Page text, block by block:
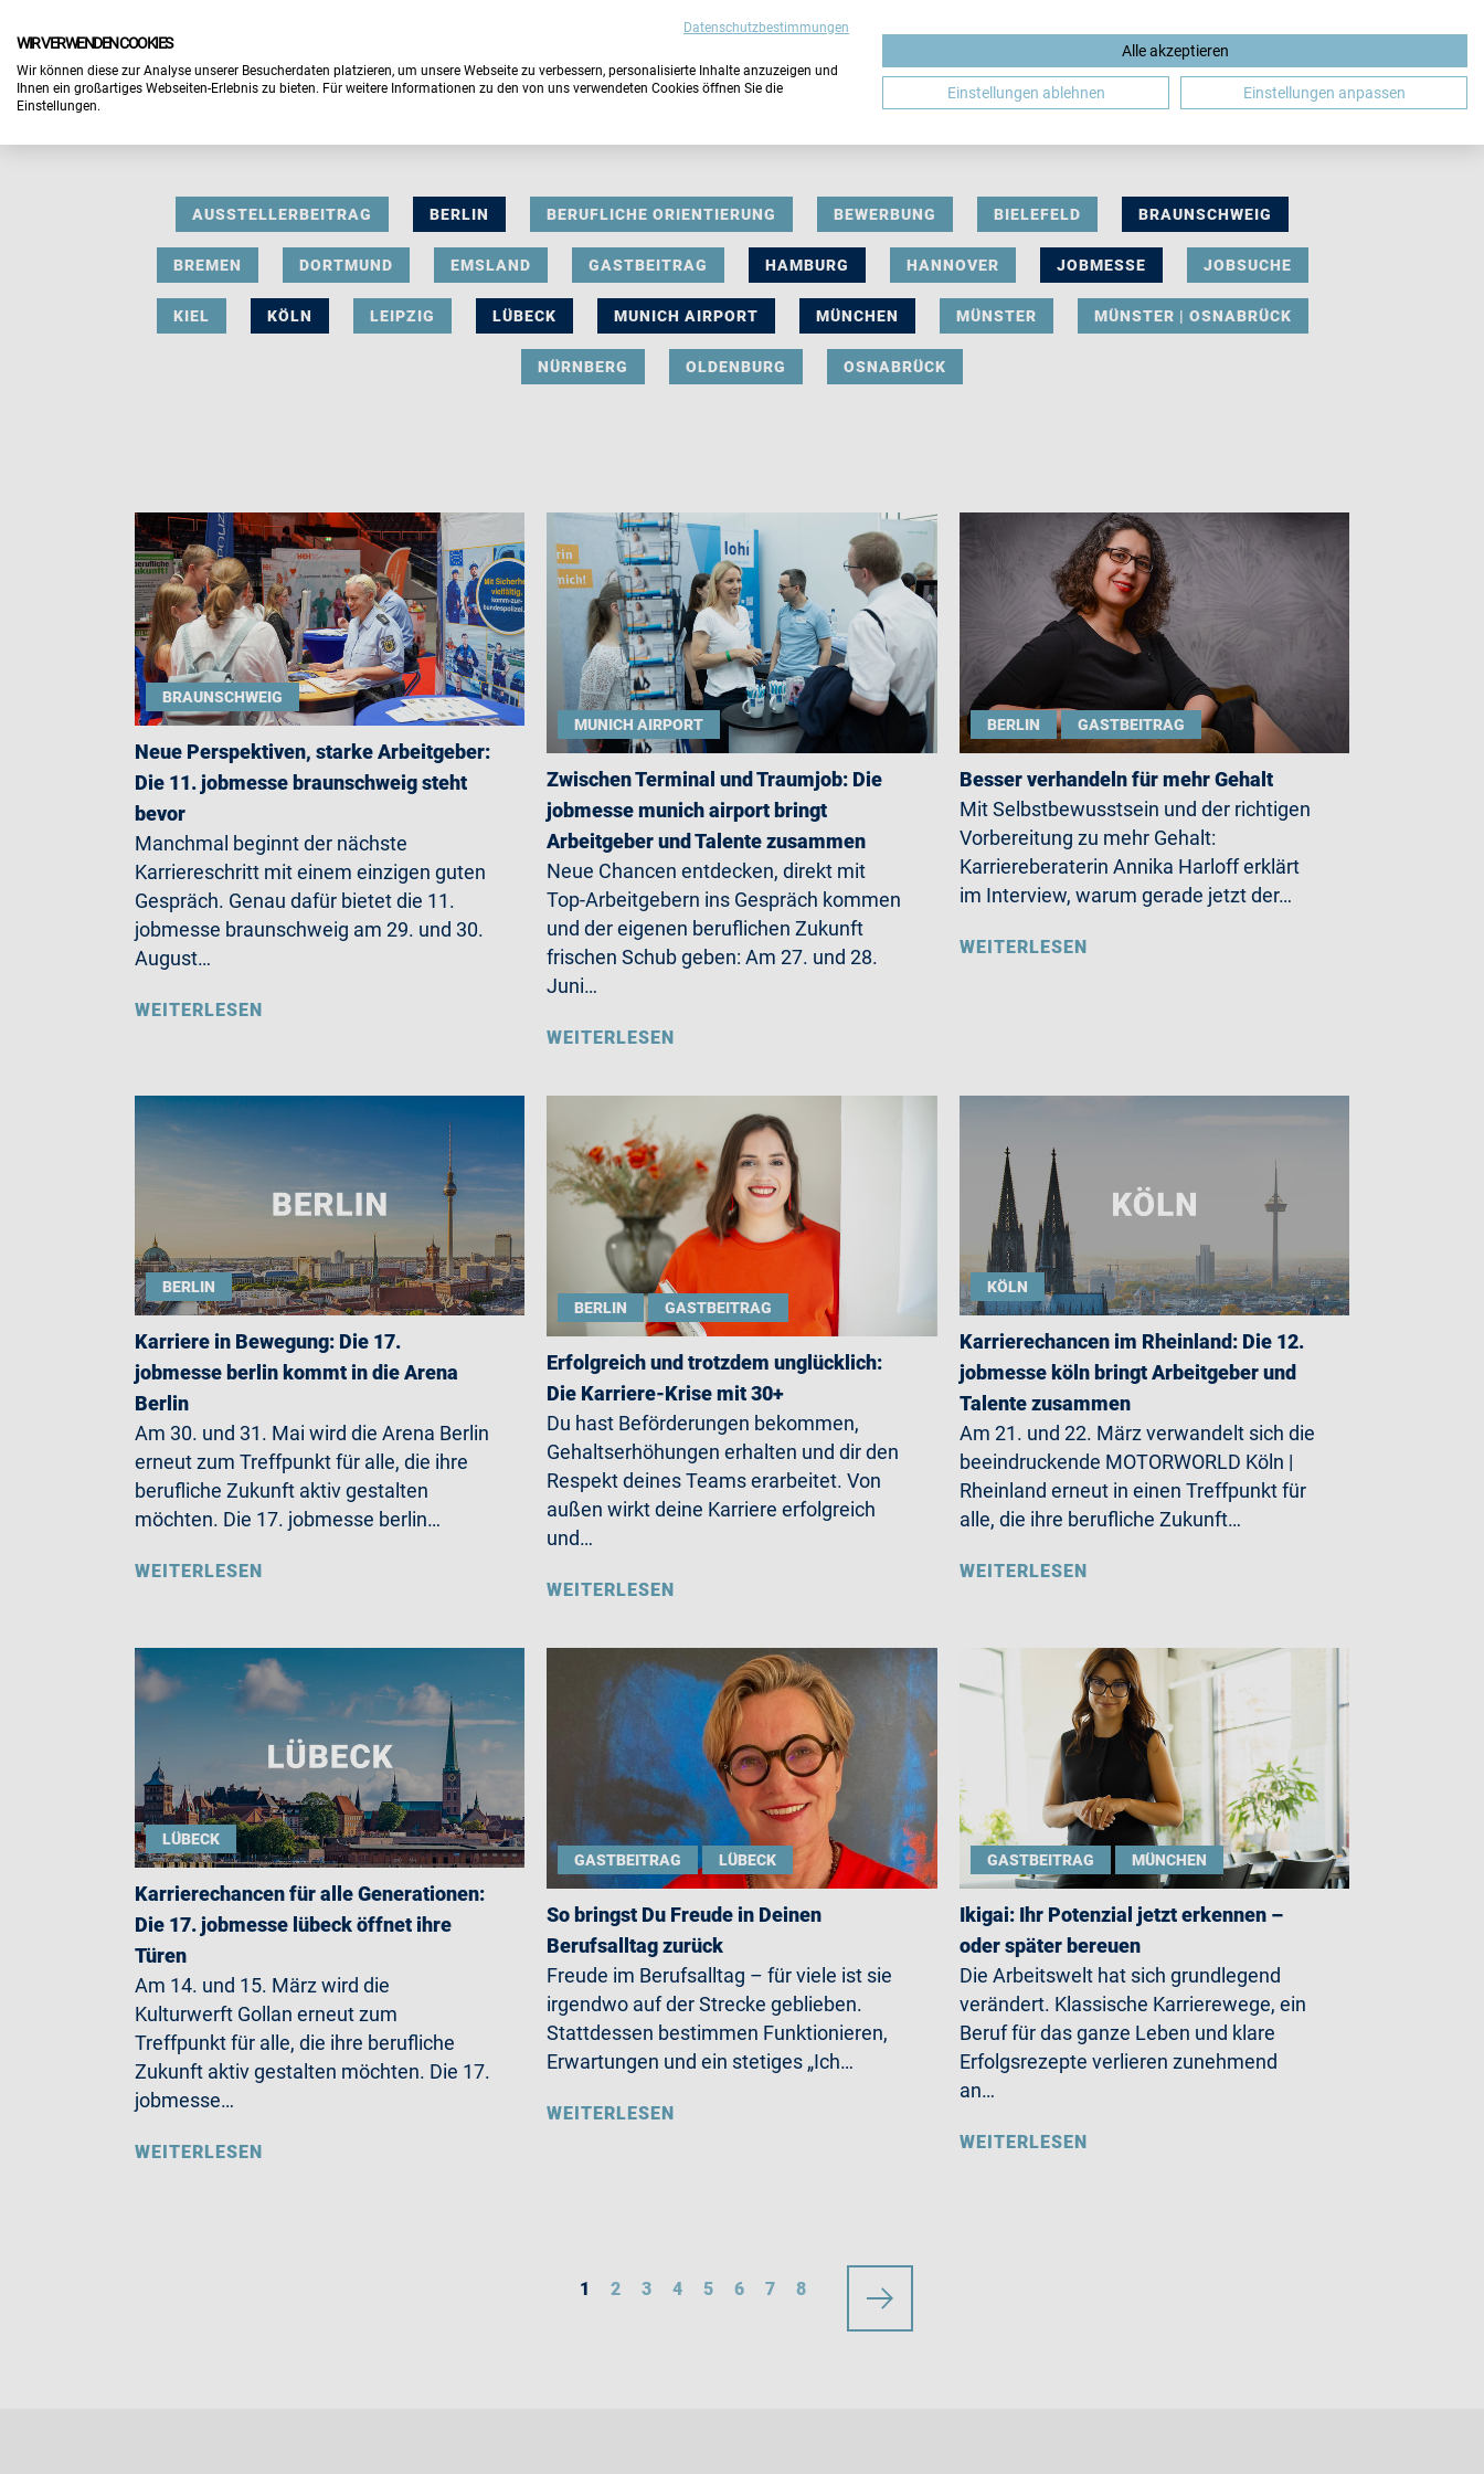
DE
AUSSTELLERBEITRAG BERLIN BERUFLICHE ORIENTIERUNG BEWERBUNG BIELEFELD BRAUNSCHWEIG
BREMEN DORTMUND EMSLAND GASTBEITRAG HAMBURG HANNOVER JOBMESSE JOBSUCHE
KIEL KÖLN LEIPZIG LÜBECK MUNICH AIRPORT MÜNCHEN MÜNSTER MÜNSTER | OSNABRÜCK
NÜRNBERG OLDENBURG OSNABRÜCK
BRAUNSCHWEIG
Neue Perspektiven, starke Arbeitgeber:
Die 11. jobmesse braunschweig steht
bevor
Manchmal beginnt der nächste
Karriereschritt mit einem einzigen guten
Gespräch. Genau dafür bietet die 11.
jobmesse braunschweig am 29. und 30.
August…
WEITERLESEN
MUNICH AIRPORT
Zwischen Terminal und Traumjob: Die
jobmesse munich airport bringt
Arbeitgeber und Talente zusammen
Neue Chancen entdecken, direkt mit
Top-Arbeitgebern ins Gespräch kommen
und der eigenen beruflichen Zukunft
frischen Schub geben: Am 27. und 28.
Juni…
WEITERLESEN
BERLIN GASTBEITRAG
Besser verhandeln für mehr Gehalt
Mit Selbstbewusstsein und der richtigen
Vorbereitung zu mehr Gehalt:
Karriereberaterin Annika Harloff erklärt
im Interview, warum gerade jetzt der…
WEITERLESEN
BERLIN
Karriere in Bewegung: Die 17.
jobmesse berlin kommt in die Arena
Berlin
Am 30. und 31. Mai wird die Arena Berlin
erneut zum Treffpunkt für alle, die ihre
berufliche Zukunft aktiv gestalten
möchten. Die 17. jobmesse berlin…
WEITERLESEN
BERLIN GASTBEITRAG
Erfolgreich und trotzdem unglücklich:
Die Karriere-Krise mit 30+
Du hast Beförderungen bekommen,
Gehaltserhöhungen erhalten und dir den
Respekt deines Teams erarbeitet. Von
außen wirkt deine Karriere erfolgreich
und…
WEITERLESEN
KÖLN
Karrierechancen im Rheinland: Die 12.
jobmesse köln bringt Arbeitgeber und
Talente zusammen
Am 21. und 22. März verwandelt sich die
beeindruckende MOTORWORLD Köln |
Rheinland erneut in einen Treffpunkt für
alle, die ihre berufliche Zukunft…
WEITERLESEN
LÜBECK
Karrierechancen für alle Generationen:
Die 17. jobmesse lübeck öffnet ihre
Türen
Am 14. und 15. März wird die
Kulturwerft Gollan erneut zum
Treffpunkt für alle, die ihre berufliche
Zukunft aktiv gestalten möchten. Die 17.
jobmesse…
WEITERLESEN
GASTBEITRAG LÜBECK
So bringst Du Freude in Deinen
Berufsalltag zurück
Freude im Berufsalltag – für viele ist sie
irgendwo auf der Strecke geblieben.
Stattdessen bestimmen Funktionieren,
Erwartungen und ein stetiges „Ich…
WEITERLESEN
GASTBEITRAG MÜNCHEN
Ikigai: Ihr Potenzial jetzt erkennen –
oder später bereuen
Die Arbeitswelt hat sich grundlegend
verändert. Klassische Karrierewege, ein
Beruf für das ganze Leben und klare
Erfolgsrezepte verlieren zunehmend
an…
WEITERLESEN
1 2 3 4 5 6 7 8
Datenschutzbestimmungen
WIR VERWENDEN COOKIES
Wir können diese zur Analyse unserer Besucherdaten platzieren, um unsere Webseite zu verbessern, personalisierte Inhalte anzuzeigen und
Ihnen ein großartiges Webseiten-Erlebnis zu bieten. Für weitere Informationen zu den von uns verwendeten Cookies öffnen Sie die
Einstellungen.
Alle akzeptieren
Einstellungen ablehnen Einstellungen anpassen